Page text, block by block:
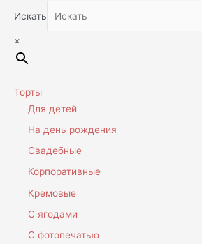
Искать
×
Торты
Для детей
На день рождения
Свадебные
Корпоративные
Кремовые
С ягодами
С фотопечатью